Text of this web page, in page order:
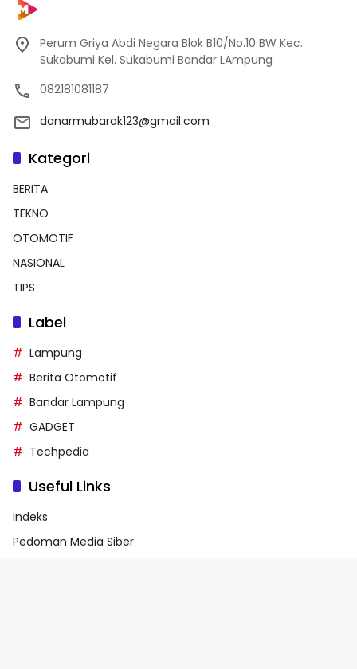
Perum Griya Abdi Negara Blok B10/No.10 BW Kec.
Sukabumi Kel. Sukabumi Bandar LAmpung
082181081187
danarmubarak123@gmail.com
Kategori
BERITA
TEKNO
OTOMOTIF
NASIONAL
TIPS
Label
Lampung
Berita Otomotif
Bandar Lampung
GADGET
Techpedia
Useful Links
Indeks
Pedoman Media Siber